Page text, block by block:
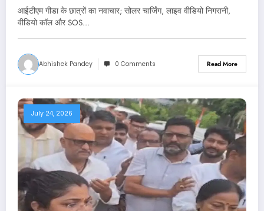
आईटीएम गीडा के छात्रों का नवाचार; सोलर चार्जिंग, लाइव वीडियो निगरानी,
वीडियो कॉल और SOS…
Abhishek Pandey 0 Comments Read More
July 24, 2026